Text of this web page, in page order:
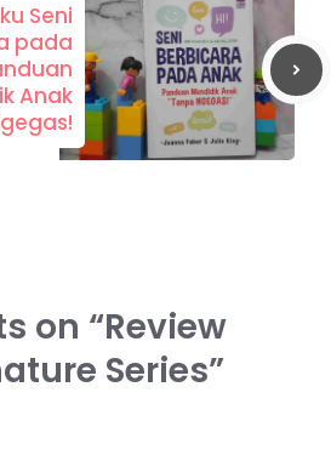
Seni
pada
Anak
on “Review
Series”